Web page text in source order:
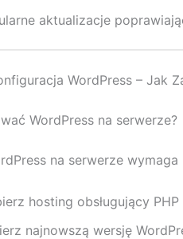
aktualizacje
WordPress – Jak
WordPress na serwerze?
na serwerze
hosting obsługujący
najnowszą wersję